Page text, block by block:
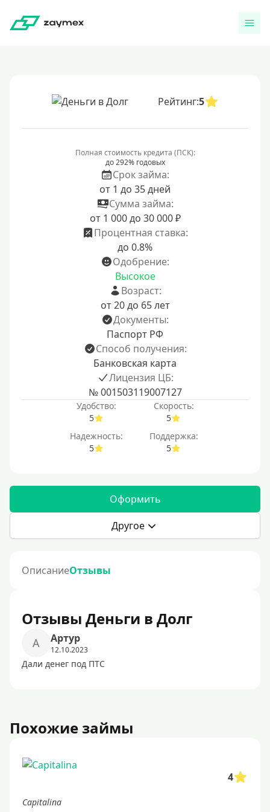
Рейтинг:5
Полная стоимость кредита (ПСК):
до 292% годовых
Срок займа:
от 1 до 35 дней
Сумма займа:
от 1 000 до 30 000 ₽
Процентная ставка:
до 0.8%
Одобрение:
Высокое
Возраст:
от 20 до 65 лет
Документы:
Паспорт РФ
Способ получения:
Банковская карта
Лицензия ЦБ:
№ 001503119007127
Удобство:
5
Скорость:
5
Надежность:
5
Поддержка:
5
Оформить
Другое
ОписаниеОтзывы
Отзывы Деньги в Долг
А Артур
12.10.2023
Дали денег под ПТС
Похожие займы
4
Capitalina